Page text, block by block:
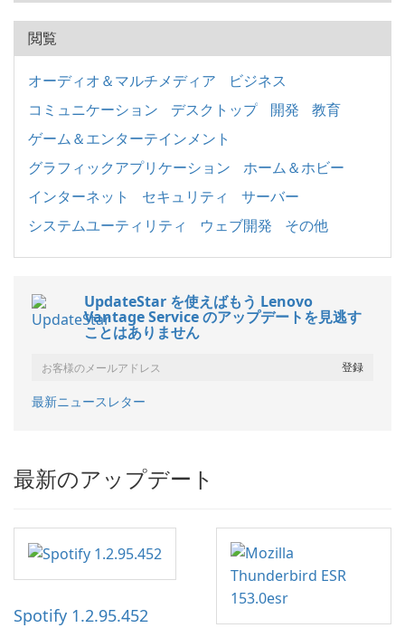
閲覧
オーディオ＆マルチメディア
ビジネス
コミュニケーション
デスクトップ 開発
教育
ゲーム＆エンターテインメント
グラフィックアプリケーション
ホーム＆ホビー
インターネット
セキュリティ
サーバー
システムユーティリティ
ウェブ開発 その他
UpdateStar を使えばもう Lenovo
Vantage Service のアップデートを見逃す
ことはありません
最新ニュースレター
最新のアップデート
Spotify 1.2.95.452